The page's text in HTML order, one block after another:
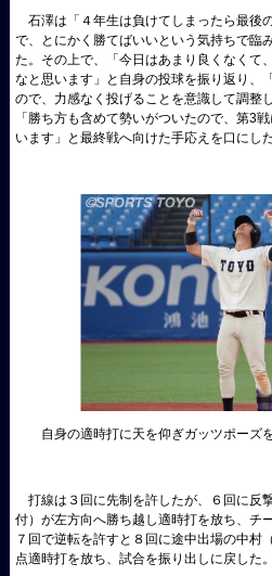
石澤は「４年生は負けてしまったら最後
で、とにかく勝てばいいという気持ちで臨
た。その上で、「今日はあまり良くなくて
なと思います」と自身の投球を振り返り、
ので、力感なく投げることを意識して調整
「勝ち方も含めて勢いがついたので、第3
います」と最終戦へ向けた手応えを口にした
自身の適時打に天を仰ぎガッツポーズ
打線は３回に先制を許したが、６回に反
付）が左方向へ勝ち越し適時打を放ち、チ
７回で逆転を許すと８回に途中出場の中村
点適時打を放ち、試合を振り出しに戻した。